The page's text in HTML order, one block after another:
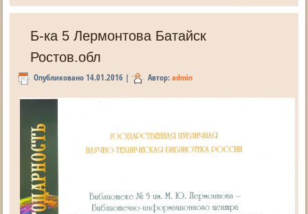
Б-ка 5 Лермонтова Батайск
Ростов.обл
Опубликовано 14.01.2016 | Автор: admin